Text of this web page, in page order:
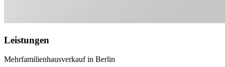
Leistungen
Mehrfamilienhausverkauf in Berlin